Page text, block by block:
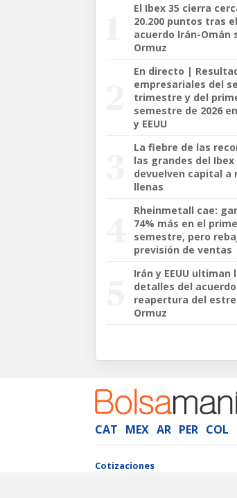
El Ibex 35 cierra
20.200 puntos tras el
acuerdo Irán-Omán
Ormuz
En directo |
empresariales del
trimestre y del
semestre de 2026
y EEUU
La fiebre de las
las grandes del Ibex
devuelven capital a
llenas
Rheinmetall cae:
74% más en el
semestre, pero
previsión de ventas
Irán y EEUU ultiman
detalles del
reapertura del
Ormuz
CAT MEX AR PER COL
Cotizaciones